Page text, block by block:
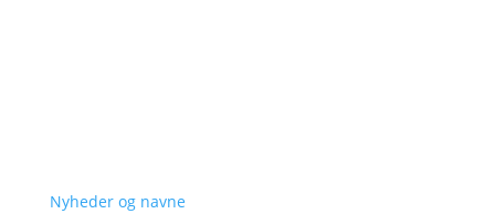
Nyheder og navne